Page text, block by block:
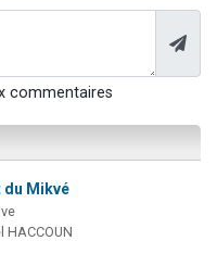
commentaires
du Mikvé
HACCOUN